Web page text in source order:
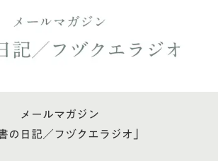
メールマガジン
の日記／フヅクエラジオ」